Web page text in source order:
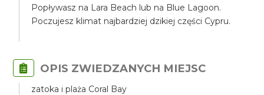
Popływasz na Lara Beach lub na Blue Lagoon.
Poczujesz klimat najbardziej dzikiej części Cypru.
OPIS ZWIEDZANYCH MIEJSC
zatoka i plaża Coral Bay